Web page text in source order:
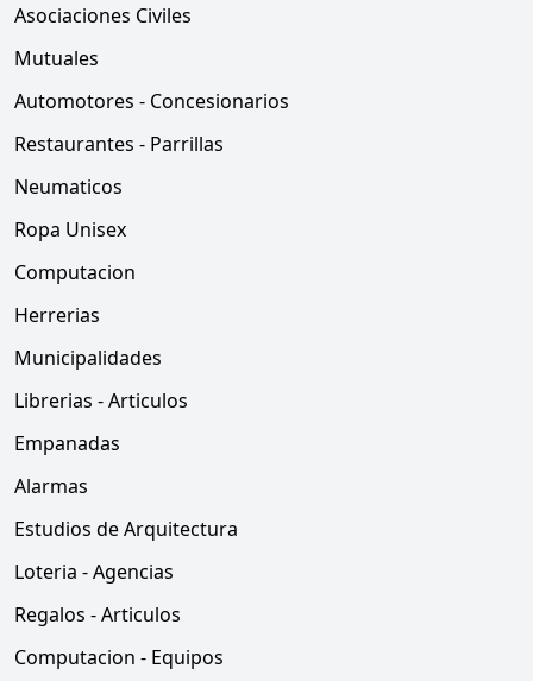
Asociaciones Civiles
Mutuales
Automotores - Concesionarios
Restaurantes - Parrillas
Neumaticos
Ropa Unisex
Computacion
Herrerias
Municipalidades
Librerias - Articulos
Empanadas
Alarmas
Estudios de Arquitectura
Loteria - Agencias
Regalos - Articulos
Computacion - Equipos